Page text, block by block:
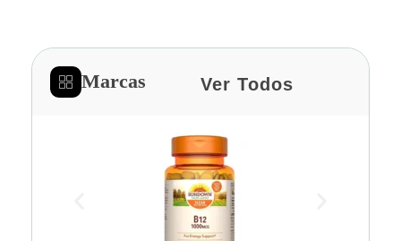
Marcas Ver Todos